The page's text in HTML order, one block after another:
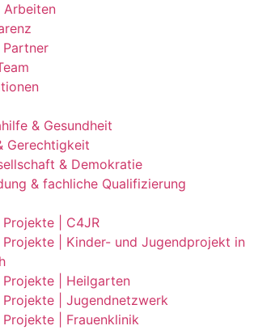
Arbeiten
Partner
& Gesundheit
Gerechtigkeit
& Demokratie
& fachliche Qualifizierung
Projekte | C4JR
Projekte | Kinder- und Jugendprojekt in
Projekte | Heilgarten
Projekte | Jugendnetzwerk
Projekte | Frauenklinik